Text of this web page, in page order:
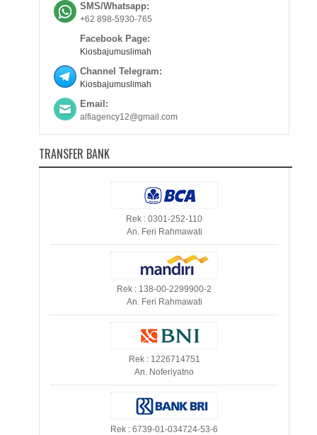
SMS/Whatsapp:
+62 898-5930-765
Facebook Page:
Kiosbajumuslimah
Channel Telegram:
Kiosbajumuslimah
Email:
alfiagency12@gmail.com
TRANSFER BANK
Rek : 0301-252-110
An. Feri Rahmawati
Rek : 138-00-2299900-2
An. Feri Rahmawati
Rek : 1226714751
An. Noferiyatno
Rek : 6739-01-034724-53-6